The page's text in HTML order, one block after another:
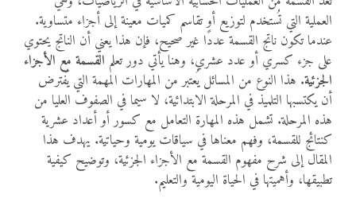
العملية التي تُستخدم لتوزيع أو تقاسم كميات معينة إلى أجزاء متساوية.
عندما تكون ناتج القسمة عددًا غير صحيح، فإن هذا يعني أن الناتج يحتوي
على جزء كسري أو عدد عشري، وهنا يأتي دور تعلم القسمة مع الأجزاء
الجزئية. هذا النوع من المسائل يُعتبر من المهارات المهمة التي يُفترض
أن يكتسبها التلميذ في المرحلة الابتدائية، لا سيما في الصفوف العليا من
هذه المرحلة. تشمل هذه المهارة التعامل مع كسور أو أعداد عشرية
كنتائج للقسمة، وفهم معناها في سياقات يومية وحياتية. يهدف هذا
المقال إلى شرح مفهوم القسمة مع الأجزاء الجزئية، وتوضيح كيفية
تطبيقها، وأهميتها في الحياة اليومية والتعليم.